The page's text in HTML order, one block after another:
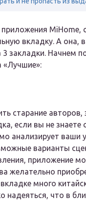
MiHome,
вкладку. А она,
3 закладки. Начнем
«Лучшие»:
старание авторов,
если вы не знаете
анализирует ваши
варианты
приложение
желательно
много
надеяться, что в